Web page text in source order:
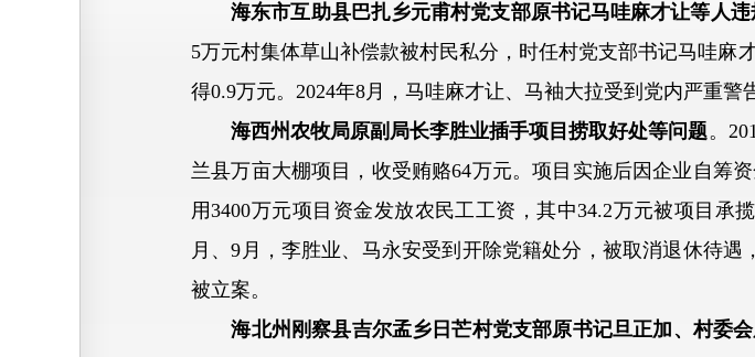
海东市互助县巴扎乡元甫村党支部原书记马哇麻才让等人违
5万元村集体草山补偿款被村民私分，时任村党支部书记马哇
得0.9万元。2024年8月，马哇麻才让、马袖大拉受到党内严重警
海西州农牧局原副局长李胜业插手项目捞取好处等问题。
兰县万亩大棚项目，收受贿赂64万元。项目实施后因企业自筹
用3400万元项目资金发放农民工工资，其中34.2万元被项目承
月、9月，李胜业、马永安受到开除党籍处分，被取消退休待
被立案。
海北州刚察县吉尔孟乡日芒村党支部原书记旦正加、村委